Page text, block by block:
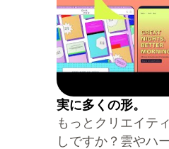
実に多くの形。
もっとクリエイテ
しですか？雲やハ